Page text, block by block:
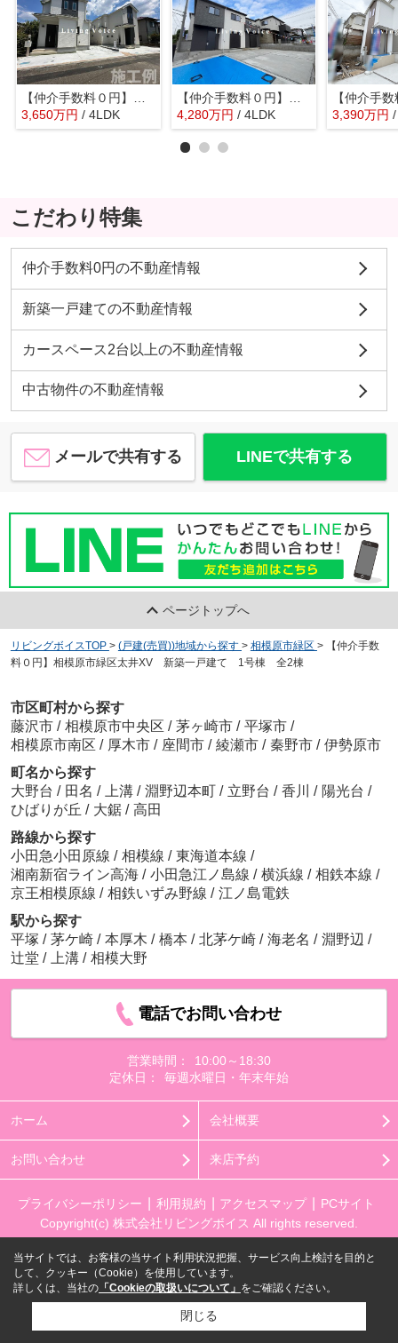
【仲介手数料０円】相模原市緑区町屋1丁目 新築一戸建て 全3棟
3,650万円 / 4LDK
【仲介手数料０円】相模原市第4緑区下九沢 新築一戸建て 全4棟
4,280万円 / 4LDK 3,390万円
こだわり特集
仲介手数料0円の不動産情報
新築一戸建ての不動産情報
カースペース2台以上の不動産情報
中古物件の不動産情報
メールで共有する LINEで共有する
ページトップへ
リビングボイスTOP > (戸建(売買))地域から探す > 相模原市緑区 >
【仲介手数
料０円】相模原市緑区太井XV 新築一戸建て 1号棟 全2棟
市区町村から探す
藤沢市 / 相模原市中央区 / 茅ヶ崎市 / 平塚市 /
相模原市南区 / 厚木市 / 座間市 / 綾瀬市 / 秦野市 / 伊勢原市
町名から探す
大野台 / 田名 / 上溝 / 淵野辺本町 / 立野台 / 香川 / 陽光台 /
ひばりが丘 / 大鋸 / 高田
路線から探す
小田急小田原線 / 相模線 / 東海道本線 /
湘南新宿ライン高海 / 小田急江ノ島線 / 横浜線 / 相鉄本線 /
京王相模原線 / 相鉄いずみ野線 / 江ノ島電鉄
駅から探す
平塚 / 茅ケ崎 / 本厚木 / 橋本 / 北茅ケ崎 / 海老名 / 淵野辺 /
辻堂 / 上溝 / 相模大野
電話でお問い合わせ
営業時間：
10:00～18:30
定休日：
毎週水曜日・年末年始
ホーム 会社概要
お問い合わせ 来店予約
プライバシーポリシー 利用規約 アクセスマップ
PCサイト
Copyright(c) 株式会社リビングボイス All rights reserved.
当サイトでは、お客様の当サイト利用状況把握、サービス向上検討を目的と
して、クッキー（Cookie）を使用しています。
詳しくは、当社の 「Cookieの取扱いについて」 をご確認ください。
閉じる